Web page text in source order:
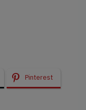
Pinterest